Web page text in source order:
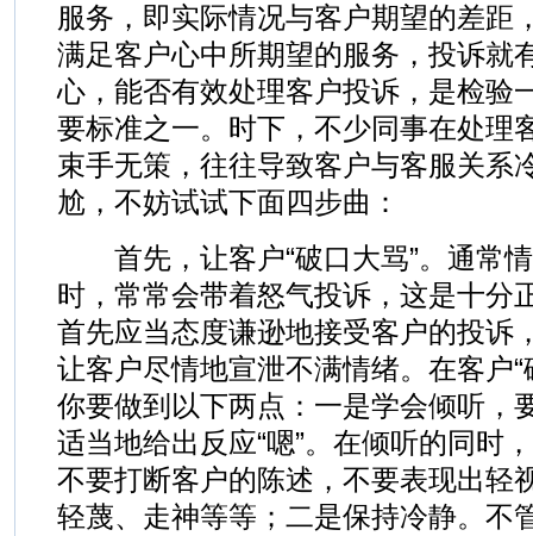
服务，即实际情况与客户期望的差距
满足客户心中所期望的服务，投诉就
心，能否有效处理客户投诉，是检验
要标准之一。时下，不少同事在处理
束手无策，往往导致客户与客服关系
尬，不妨试试下面四步曲：
首先，让客户“破口大骂”。通常
时，常常会带着怒气投诉，这是十分
首先应当态度谦逊地接受客户的投诉
让客户尽情地宣泄不满情绪。在客户
你要做到以下两点：一是学会倾听，
适当地给出反应“嗯”。在倾听的同时
不要打断客户的陈述，不要表现出轻
轻蔑、走神等等；二是保持冷静。不